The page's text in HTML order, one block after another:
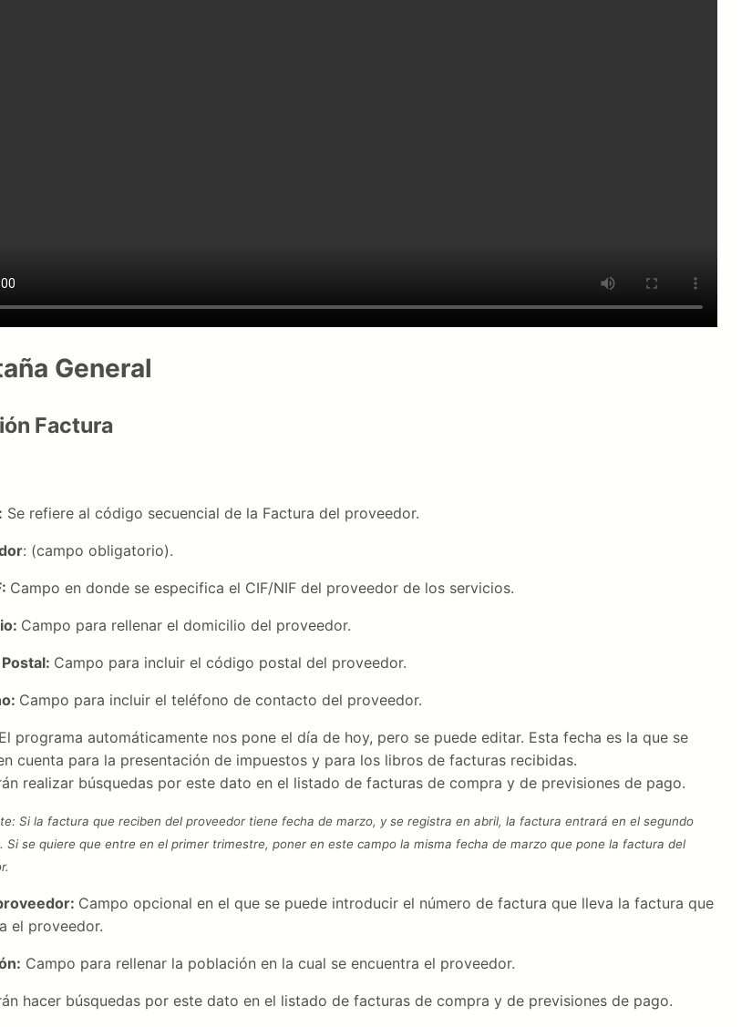
General
Factura
Se refiere al código secuencial de la Factura del proveedor.
: (campo obligatorio).
Campo en donde se especifica el CIF/NIF del proveedor de los servicios.
Campo para rellenar el domicilio del proveedor.
Campo para incluir el código postal del proveedor.
Campo para incluir el teléfono de contacto del proveedor.
El programa automáticamente nos pone el día de hoy, pero se puede editar. Esta fecha es la que se
cuenta para la presentación de impuestos y para los libros de facturas recibidas.
realizar búsquedas por este dato en el listado de facturas de compra y de previsiones de pago.
Si la factura que reciben del proveedor tiene fecha de marzo, y se registra en abril, la factura entrará en el segundo
Si se quiere que entre en el primer trimestre, poner en este campo la misma fecha de marzo que pone la factura del
Campo opcional en el que se puede introducir el número de factura que lleva la factura que
el proveedor.
Campo para rellenar la población en la cual se encuentra el proveedor.
hacer búsquedas por este dato en el listado de facturas de compra y de previsiones de pago.